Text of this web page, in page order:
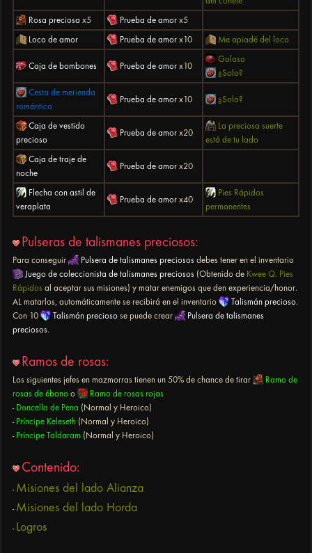
Rosa preciosa x5 Prueba de amor x5
Loco de amor
Prueba de amor x10 Me apiadé del loco
Caja de bombones Prueba de amor x10
Goloso
¿Solo?
Cesta de merienda
romántica
Prueba de amor x10 ¿Solo?
Caja de vestido
precioso
Prueba de amor x20
La preciosa suerte
está de tu lado
Caja de traje de
noche
Prueba de amor x20
Flecha con astil de
veraplata
Prueba de amor x40
Pies Rápidos
permanentes
Pulseras de talismanes preciosos:
Para conseguir Pulsera de talismanes preciosos debes tener en el inventario
Juego de coleccionista de talismanes preciosos (Obtenido de Kwee Q. Pies
Rápidos al aceptar sus misiones) y matar enemigos que den experiencia/honor.
AL matarlos, automáticamente se recibirá en el inventario
Talismán precioso.
Con 10
Talismán precioso se puede crear
Pulsera de talismanes
preciosos.
Ramos de rosas:
Los siguientes jefes en mazmorras tienen un 50% de chance de tirar
Ramo de
rosas de ébano o
Ramo de rosas rojas
- Doncella de Pena (Normal y Heroico)
- Príncipe Keleseth (Normal y Heroico)
- Príncipe Taldaram (Normal y Heroico)
Contenido:
- Misiones del lado Alianza
- Misiones del lado Horda
- Logros